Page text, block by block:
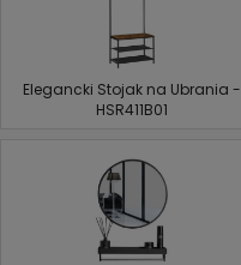
Elegancki Stojak na Ubrania -
HSR411B01